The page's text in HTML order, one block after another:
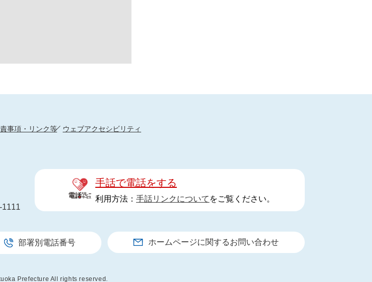
事項・リンク等 ウェブアクセシビリティ
1111
手話で電話をする
利用方法： 手話リンクについて をご覧ください。
部署別電話番号 ホームページに関するお問い合わせ
Prefecture All rights reserved.